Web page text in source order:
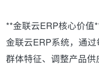
**金联云ERP核心价值
金联云ERP系统，通
群体特征、调整产品